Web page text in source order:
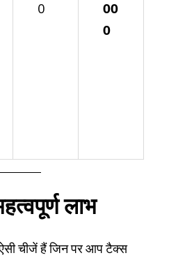
0
00
0
लाभ
चीजें हैं जिन पर आप टैक्स